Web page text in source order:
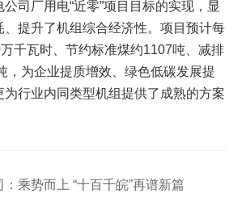
司厂用电“近零”项目目标的实现，显
、提升了机组综合经济性。项目预计每
千瓦时、节约标准煤约1107吨、减排
，为企业提质增效、绿色低碳发展提
为行业内同类型机组提供了成熟的方案
：乘势而上 “十百千皖”再谱新篇